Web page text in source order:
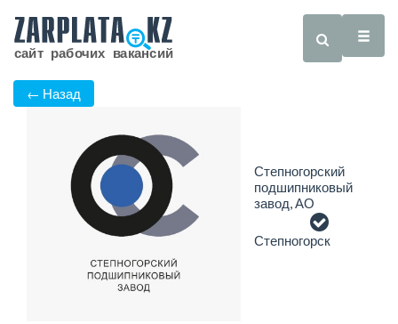
← Назад
Степногорский
подшипниковый
завод, АО
Степногорск